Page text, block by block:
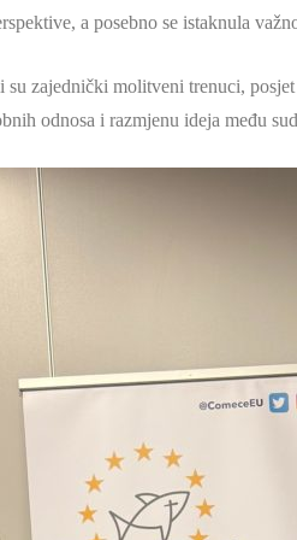
a posebno se istaknula
zajednički molitveni trenuci,
odnosa i razmjenu ideja među